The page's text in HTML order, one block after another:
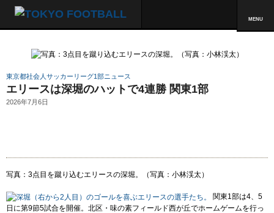
東京都社会人サッカーリーグ1部ニュース
エリースは深堀のハットで4連勝 関東1部
2026年7月6日
写真：3点目を蹴り込むエリースの深堀。（写真：小林渓太）
関東1部は4、5
日に第9節5試合を開催。北区・味の素フィールド西が丘でホームゲームを行っ
MENU